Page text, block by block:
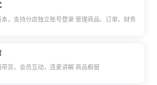
，支持分店独立账号登录 管理商品、订单、财务
货，会员互动，连麦讲解 商品橱窗